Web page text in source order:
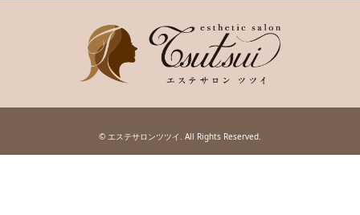
© エステサロンツツイ. All Rights Reserved.